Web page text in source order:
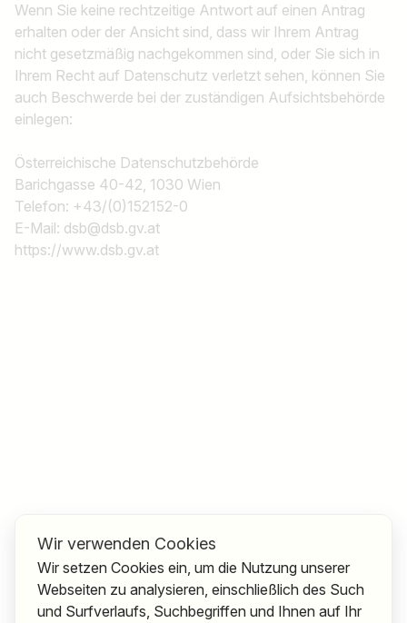
Wenn Sie keine rechtzeitige Antwort auf einen Antrag
erhalten oder der Ansicht sind, dass wir Ihrem Antrag
nicht gesetzmäßig nachgekommen sind, oder Sie sich in
Ihrem Recht auf Datenschutz verletzt sehen, können Sie
auch Beschwerde bei der zuständigen Aufsichtsbehörde
einlegen:
Österreichische Datenschutzbehörde
Barichgasse 40-42, 1030 Wien
Telefon: +43/(0)152152-0
E-Mail: dsb@dsb.gv.at
https://www.dsb.gv.at
Wir verwenden Cookies
Wir setzen Cookies ein, um die Nutzung unserer
Webseiten zu analysieren, einschließlich des Such
und Surfverlaufs, Suchbegriffen und Ihnen auf Ihr